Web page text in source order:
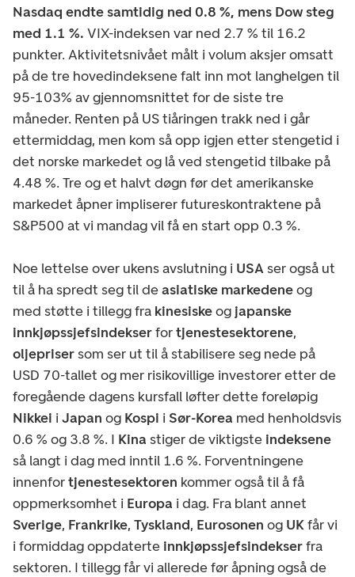
Nasdaq endte samtidig ned 0.8 %, mens Dow steg
med 1.1 %. VIX-indeksen var ned 2.7 % til 16.2
punkter. Aktivitetsnivået målt i volum aksjer omsatt
på de tre hovedindeksene falt inn mot langhelgen til
95-103% av gjennomsnittet for de siste tre
måneder. Renten på US tiåringen trakk ned i går
ettermiddag, men kom så opp igjen etter stengetid i
det norske markedet og lå ved stengetid tilbake på
4.48 %. Tre og et halvt døgn før det amerikanske
markedet åpner impliserer futureskontraktene på
S&P500 at vi mandag vil få en start opp 0.3 %.
Noe lettelse over ukens avslutning i USAser også ut
til å ha spredt seg til deasiatiske markedeneog
med støtte i tillegg fra kinesiskeog japanske
innkjøpssjefsindekserfortjenestesektorene,
oljeprisersom ser ut til å stabilisere seg nede på
USD 70-tallet og mer risikovillige investorer etter de
foregående dagens kursfall løfter dette foreløpig
Nikkei i Japan og Kospi i Sør-Korea med henholdsvis
0.6 % og 3.8 %. I Kina stiger de viktigste indeksene
så langt i dag med inntil 1.6 %. Forventningene
innenfortjenestesektoren kommer også til å få
oppmerksomhet i Europa i dag. Fra blant annet
Sverige, Frankrike, Tyskland, Eurosonen og UKfår vi
i formiddag oppdaterte innkjøpssjefsindekserfra
sektoren. I tillegg får vi allerede før åpning også de